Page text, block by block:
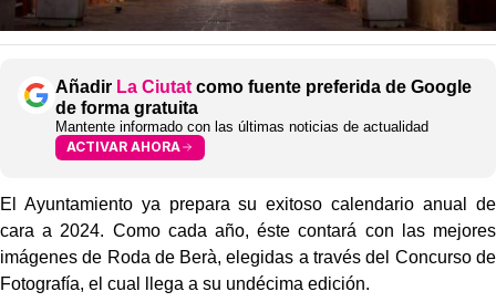
Añadir La Ciutat como fuente preferida de Google
de forma gratuita
Mantente informado con las últimas noticias de actualidad
ACTIVAR AHORA
El Ayuntamiento ya prepara su exitoso calendario anual de
cara a 2024. Como cada año, éste contará con las mejores
imágenes de Roda de Berà, elegidas a través del Concurso de
Fotografía, el cual llega a su undécima edición.